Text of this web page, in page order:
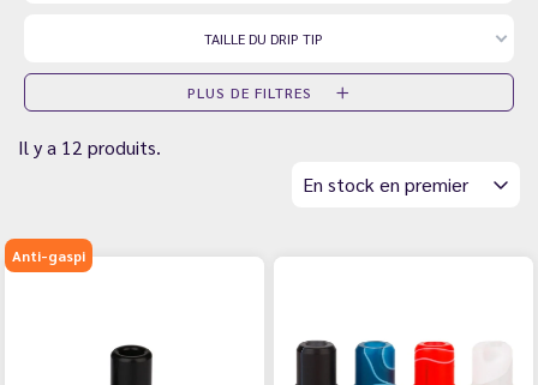
TAILLE DU DRIP TIP
PLUS DE FILTRES
Il y a 12 produits.
En stock en premier
Anti-gaspi